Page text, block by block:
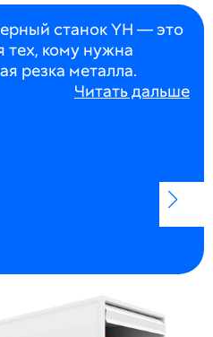
станок YH — это
тех, кому нужна
резка металла.
Читать дальше